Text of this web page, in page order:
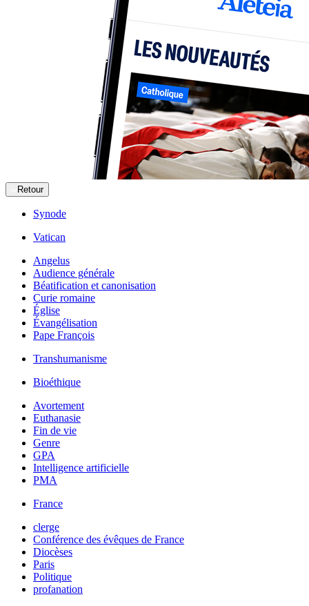
Retour
Synode
Vatican
Angelus
Audience générale
Béatification et canonisation
Curie romaine
Église
Évangélisation
Pape François
Transhumanisme
Bioéthique
Avortement
Euthanasie
Fin de vie
Genre
GPA
Intelligence artificielle
PMA
France
clerge
Conférence des évêques de France
Diocèses
Paris
Politique
profanation